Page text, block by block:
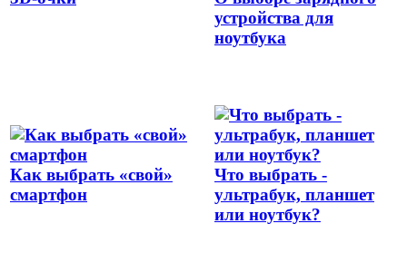
устройства для
ноутбука
Как выбрать «свой»
смартфон
Что выбрать -
ультрабук, планшет
или ноутбук?